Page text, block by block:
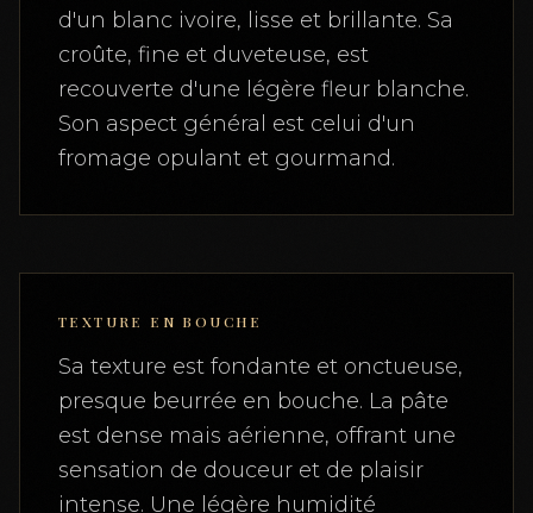
d'un blanc ivoire, lisse et brillante. Sa
croûte, fine et duveteuse, est
recouverte d'une légère fleur blanche.
Son aspect général est celui d'un
fromage opulant et gourmand.
TEXTURE EN BOUCHE
Sa texture est fondante et onctueuse,
presque beurrée en bouche. La pâte
est dense mais aérienne, offrant une
sensation de douceur et de plaisir
intense. Une légère humidité